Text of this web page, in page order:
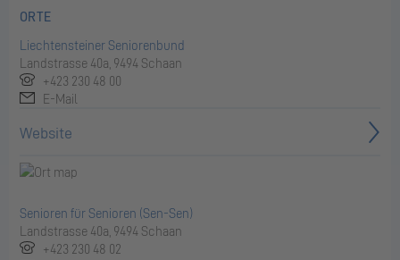
ORTE
Liechtensteiner Seniorenbund
Landstrasse 40a, 9494 Schaan
+423 230 48 00
E-Mail
Website
Senioren für Senioren (Sen-Sen)
Landstrasse 40a, 9494 Schaan
+423 230 48 02